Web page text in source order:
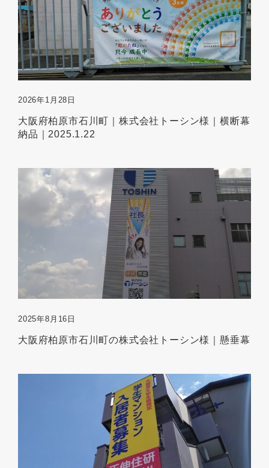
2026年1月28日
大阪府柏原市石川町｜株式会社トーシン様｜横断幕
納品｜2025.1.22
2025年8月16日
大阪府柏原市石川町の株式会社トーシン様｜懸垂幕